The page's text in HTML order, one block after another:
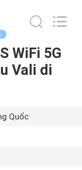
WiFi 5G
Vali di
Quốc